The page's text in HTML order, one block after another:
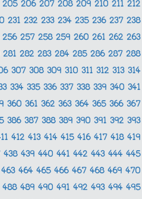
205 206 207 208 209 210 211 212
231 232 233 234 235 236 237 238
256 257 258 259 260 261 262 263
281 282 283 284 285 286 287 288
307 308 309 310 311 312 313 314
334 335 336 337 338 339 340 341
360 361 362 363 364 365 366 367
386 387 388 389 390 391 392 393
412 413 414 415 416 417 418 419
438 439 440 441 442 443 444 445
463 464 465 466 467 468 469 470
488 489 490 491 492 493 494 495